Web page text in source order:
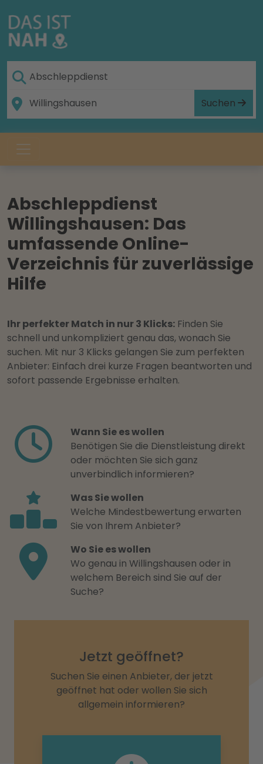
Suchen
Abschleppdienst
Willingshausen: Das
umfassende Online-
Verzeichnis für zuverlässige
Hilfe
Ihr perfekter Match in nur 3 Klicks: Finden Sie
schnell und unkompliziert genau das, wonach Sie
suchen. Mit nur 3 Klicks gelangen Sie zum perfekten
Anbieter: Einfach drei kurze Fragen beantworten und
sofort passende Ergebnisse erhalten.
Wann Sie es wollen
Benötigen Sie die Dienstleistung direkt
oder möchten Sie sich ganz
unverbindlich informieren?
Was Sie wollen
Welche Mindestbewertung erwarten
Sie von Ihrem Anbieter?
Wo Sie es wollen
Wo genau in Willingshausen oder in
welchem Bereich sind Sie auf der
Suche?
Jetzt geöffnet?
Suchen Sie einen Anbieter, der jetzt
geöffnet hat oder wollen Sie sich
allgemein informieren?